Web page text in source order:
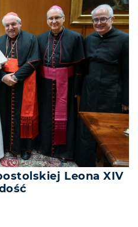
Leona XIV